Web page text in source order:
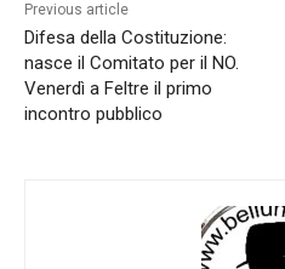
Previous article
Difesa della Costituzione:
nasce il Comitato per il NO.
Venerdì a Feltre il primo
incontro pubblico